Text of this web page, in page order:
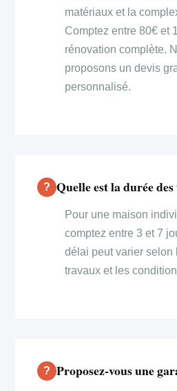
matériaux et la
Comptez entre 80€ et
rénovation complète.
proposons un devis
personnalisé.
Quelle est la durée
Pour une maison
comptez entre 3 et 7
délai peut varier selon
travaux et les
Proposez-vous une